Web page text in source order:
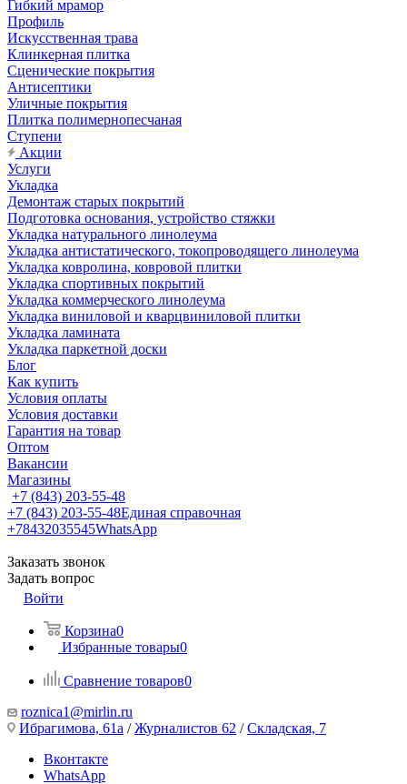
Гибкий мрамор
Профиль
Искусственная трава
Клинкерная плитка
Сценические покрытия
Антисептики
Уличные покрытия
Плитка полимернопесчаная
Ступени
Акции
Услуги
Укладка
Демонтаж старых покрытий
Подготовка основания, устройство стяжки
Укладка натурального линолеума
Укладка антистатического, токопроводящего линолеума
Укладка ковролина, ковровой плитки
Укладка спортивных покрытий
Укладка коммерческого линолеума
Укладка виниловой и кварцвиниловой плитки
Укладка ламината
Укладка паркетной доски
Блог
Как купить
Условия оплаты
Условия доставки
Гарантия на товар
Оптом
Вакансии
Магазины
+7 (843) 203-55-48
+7 (843) 203-55-48Единая справочная
+78432035545WhatsApp
Заказать звонок
Задать вопрос
Войти
Корзина0
Избранные товары0
Сравнение товаров0
roznica1@mirlin.ru
Ибрагимова, 61а /Журналистов 62 /Складская, 7
Вконтакте
WhatsApp